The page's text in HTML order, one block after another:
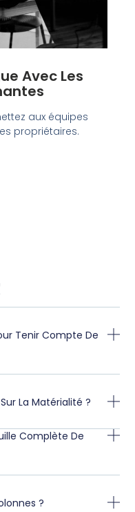
Avec Les
aux équipes
propriétaires.
Tenir Compte De
La Matérialité ?
Complète De
?